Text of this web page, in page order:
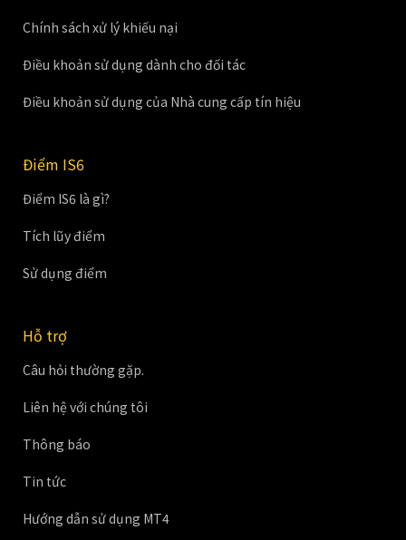
Chính sách xử lý khiếu nại
Điều khoản sử dụng dành cho đối tác
Điều khoản sử dụng của Nhà cung cấp tín hiệu
Điểm IS6
Điểm IS6 là gì?
Tích lũy điểm
Sử dụng điểm
Hỗ trợ
Câu hỏi thường gặp.
Liên hệ với chúng tôi
Thông báo
Tin tức
Hướng dẫn sử dụng MT4